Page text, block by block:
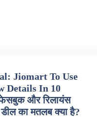
Jiomart To Use
Details In 10
और रिलायंस
का मतलब क्या है?